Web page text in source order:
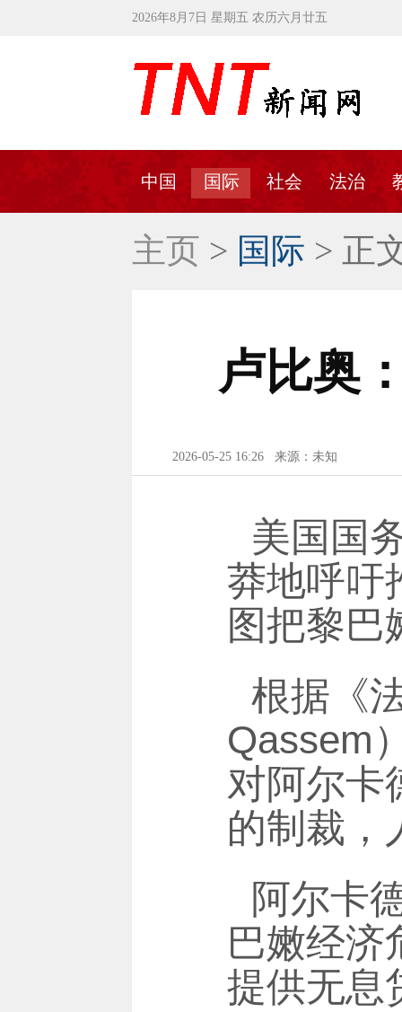
2026年8月7日 星期五 农历六月廿五
中国 国际 社会 法治
主页 > 国际 > 正
卢比奥
2026-05-25 16:26 来源：未知
美国国
莽地呼吁
图把黎巴
根据《
Qassem
对阿尔卡
的制裁，
阿尔卡
巴嫩经济
提供无息